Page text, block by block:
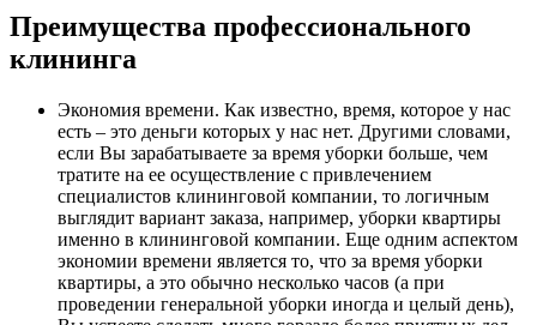
Преимущества профессионального
клининга
Экономия времени. Как известно, время, которое у нас
есть – это деньги которых у нас нет. Другими словами,
если Вы зарабатываете за время уборки больше, чем
тратите на ее осуществление с привлечением
специалистов клининговой компании, то логичным
выглядит вариант заказа, например, уборки квартиры
именно в клининговой компании. Еще одним аспектом
экономии времени является то, что за время уборки
квартиры, а это обычно несколько часов (а при
проведении генеральной уборки иногда и целый день),